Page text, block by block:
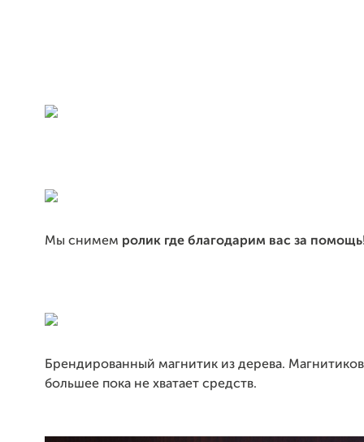
Мы снимем ролик где благодарим вас за
Брендированный магнитик из дерева.
большее пока не хватает средств.